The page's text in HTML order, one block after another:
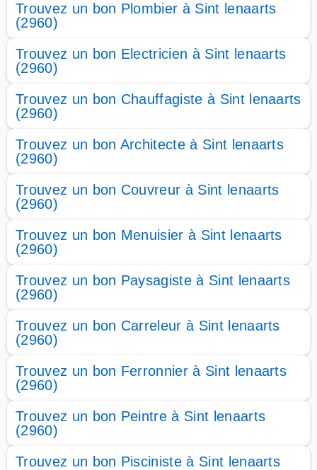
Trouvez un bon Plombier à Sint lenaarts
(2960)
Trouvez un bon Electricien à Sint lenaarts
(2960)
Trouvez un bon Chauffagiste à Sint lenaarts
(2960)
Trouvez un bon Architecte à Sint lenaarts
(2960)
Trouvez un bon Couvreur à Sint lenaarts
(2960)
Trouvez un bon Menuisier à Sint lenaarts
(2960)
Trouvez un bon Paysagiste à Sint lenaarts
(2960)
Trouvez un bon Carreleur à Sint lenaarts
(2960)
Trouvez un bon Ferronnier à Sint lenaarts
(2960)
Trouvez un bon Peintre à Sint lenaarts
(2960)
Trouvez un bon Pisciniste à Sint lenaarts